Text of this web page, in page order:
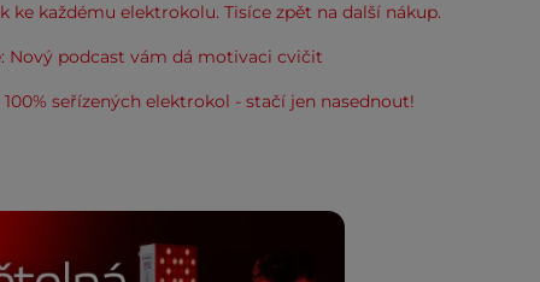
ke každému elektrokolu. Tisíce zpět na další nákup.
Nový podcast vám dá motivaci cvičit
100% seřízených elektrokol - stačí jen nasednout!